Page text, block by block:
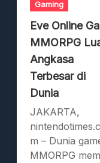
Gaming
Eve Online
MMORPG
Angkasa
Terbesar di
Dunia
JAKARTA,
m – Dunia
MMORPG